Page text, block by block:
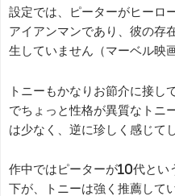
設定では、ピーターがヒーロ
アイアンマンであり、彼の存
生していません（マーベル映
トニーもかなりお節介に接し
でちょっと性格が異質なトニ
は少なく、逆に珍しく感じて
作中ではピーターが10代とい
下が、トニーは強く推薦して